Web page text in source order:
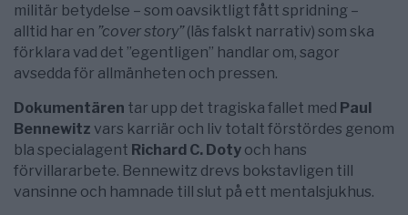
militär betydelse – som oavsiktligt fått spridning –
alltid har en ”cover story”(läs falskt narrativ) som ska
förklara vad det ”egentligen” handlar om, sagor
avsedda för allmänheten och pressen.
Dokumentären tar upp det tragiska fallet med Paul
Bennewitz vars karriär och liv totalt förstördes genom
bla specialagent Richard C. Doty och hans
förvillararbete. Bennewitz drevs bokstavligen till
vansinne och hamnade till slut på ett mentalsjukhus.